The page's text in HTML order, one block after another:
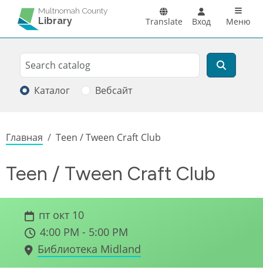
Перейти к основному содержанию
Multnomah County
Library Translate Вход Main
Меню
Search
Поиск
Каталог Вебсайт
Строка навигации
Главная Teen / Tween Craft Club
Teen / Tween Craft Club
пт окт 10
4:00 PM - 5:00 PM
Библиотека Midland